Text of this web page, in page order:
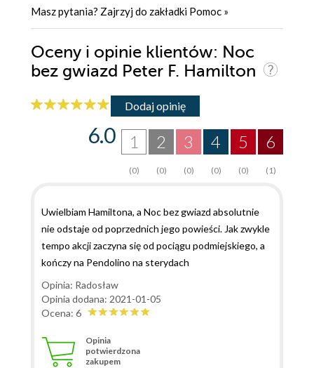
Masz pytania? Zajrzyj do zakładki Pomoc »
Oceny i opinie klientów: Noc
bez gwiazd Peter F. Hamilton
Dodaj opinię
6
(1)
5
(0)
4
(0)
3
(0)
2
(0)
1
(0)
6.0
Uwielbiam Hamiltona, a Noc bez gwiazd absolutnie
nie odstaje od poprzednich jego powieści. Jak zwykle
tempo akcji zaczyna się od pociągu podmiejskiego, a
kończy na Pendolino na sterydach
Opinia: Radosław
Opinia dodana: 2021-01-05
Ocena: 6
Opinia
potwierdzona
zakupem